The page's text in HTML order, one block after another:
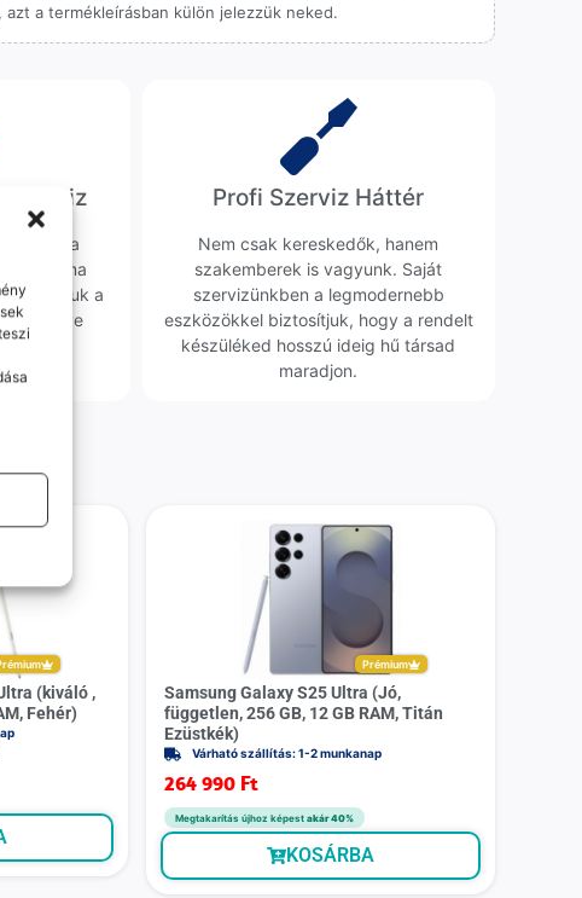
a termékleírásban külön jelezzük neked.
Szerviz
a
probléma
a
cserélve
ez 0 Ft
Profi Szerviz Háttér
Nem csak kereskedők, hanem
szakemberek is vagyunk. Saját
szervizünkben a legmodernebb
eszközökkel biztosítjuk, hogy a rendelt
készüléked hosszú ideig hű társad
maradjon.
(kiváló ,
Fehér)
Prémium
Samsung Galaxy S25 Ultra (Jó,
független, 256 GB, 12 GB RAM, Titán
Ezüstkék)
Várható szállítás: 1-2 munkanap
264 990 Ft
Megtakarítás újhoz képestakár 40%
KOSÁRBA